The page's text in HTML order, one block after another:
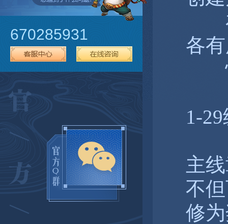
670285931
在
各
快
1-
主
不
修